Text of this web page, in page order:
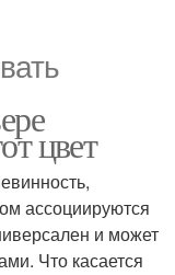
цвет
ассоциируются
и может
Что касается